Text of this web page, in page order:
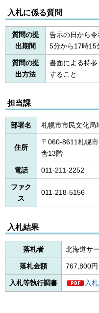
入札に係る質問
質問の提
出期間
告示の日から
5分から17時15
質問の提
出方法
書面による持
すること
担当課
部署名 札幌市市民文化局
住所
〒060-8611札幌
舎13階
電話 011-211-2252
ファク
ス
011-218-5156
入札結果
落札者 北海道サ
落札金額 767,800円
入札等執行調書 入